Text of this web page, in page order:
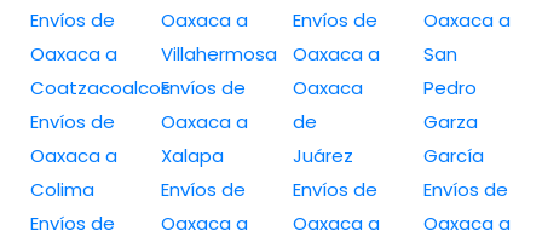
Envíos de
Oaxaca a
Coatzacoalcos
Envíos de
Oaxaca a
Colima
Envíos de
Oaxaca a
Villahermosa
Envíos de
Oaxaca a
Xalapa
Envíos de
Oaxaca a
Envíos de
Oaxaca a
Oaxaca
de
Juárez
Envíos de
Oaxaca a
Oaxaca a
San
Pedro
Garza
García
Envíos de
Oaxaca a